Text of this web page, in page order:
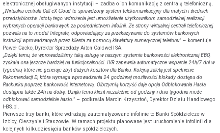
elektronicznej obsługiwanych instytucji – zadba o ich komunikację z centralą telefoniczną.
„Wirtualna centrala Call-eX Cloud to sprawdzony system telekomunikacyjny dla małych i średnich
przedsiębiorstw. Istotą tego wdrożenia jest umożliwienie użytkownikom samodzielnej realizacji
wybranych operacji bankowych za pośrednictwem infolinii. Ze strony wirtualnej centrali telefonicznej
pozwala na to moduł Integrate, odpowiadający za przekazywanie do systemów bankowych
instrukcji wprowadzanych przez klienta za pomocą klawiatury numerycznej telefonu” – komentuje
Paweł Cacko, Dyrektor Sprzedaży Aiton Caldwell SA.
„Dzięki temu, że wprowadziliśmy taką usługę w naszym systemie bankowości elektronicznej EBO,
zyskała ona jeszcze bardziej na funkcjonalności. IVR zapewnia automatyczne wsparcie 24h/7 dni w
tygodniu, które nie generuje zbyt dużych kosztów dla Banku. Kolejną zaletą jest spełnienie
Rekomendacji D, która wymaga wprowadzenia 24 godzinnej możliwości blokady dostępu do
Rachunku poprzez bankowość internetową. Olbrzymią korzyść daje opcja Odblokowania Hasła
dostępna także 24h na dobę. Dzięki temu klient niezależnie od godziny i dnia tygodnia może
odblokować samodzielnie hasło.” – podkreśla Marcin Krzysztoń, Dyrektor Działu Handlowego
I-BS.pl.
Pierwsze trzy banki, które wdrażają zautomatyzowane infolinie to Banki Spółdzielcze w
Izbicy, Cieszynie i Staszowie. W ramach projektu planowane jest uruchomienie infolinii dla
kolejnych kilkudziesięciu banków spółdzielczych.